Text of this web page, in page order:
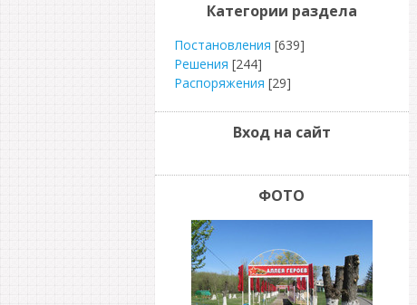
Категории раздела
Постановления [639]
Решения [244]
Распоряжения [29]
Вход на сайт
ФОТО